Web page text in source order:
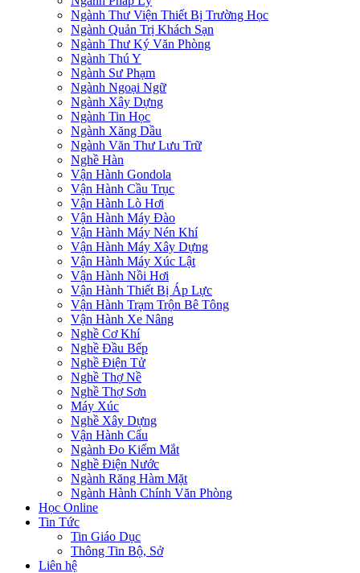
Ngành Thư Viện Thiết Bị Trường Học
Ngành Quản Trị Khách Sạn
Ngành Thư Ký Văn Phòng
Ngành Thú Y
Ngành Sư Phạm
Ngành Ngoại Ngữ
Ngành Xây Dựng
Ngành Tin Học
Ngành Xăng Dầu
Ngành Văn Thư Lưu Trữ
Nghề Hàn
Vận Hành Gondola
Vận Hành Cầu Trục
Vận Hành Lò Hơi
Vận Hành Máy Đào
Vận Hành Máy Nén Khí
Vận Hành Máy Xây Dựng
Vận Hành Máy Xúc Lật
Vận Hành Nồi Hơi
Vận Hành Thiết Bị Áp Lực
Vận Hành Trạm Trộn Bê Tông
Vận Hành Xe Nâng
Nghề Cơ Khí
Nghề Đầu Bếp
Nghề Điện Tử
Nghề Thợ Nề
Nghề Thợ Sơn
Máy Xúc
Nghề Xây Dựng
Vận Hành Cẩu
Ngành Đo Kiểm Mắt
Nghề Điện Nước
Ngành Răng Hàm Mặt
Ngành Hành Chính Văn Phòng
Học Online
Tin Tức
Tin Giáo Dục
Thông Tin Bộ, Sở
Liên hệ